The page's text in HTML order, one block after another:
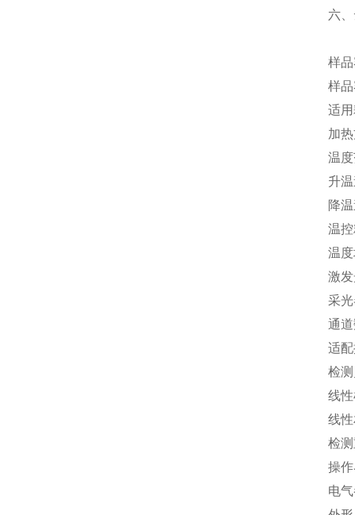
六
样
样
适
加
温
升
降
温
温
激
采
通
适
检
线
线
检
操
电